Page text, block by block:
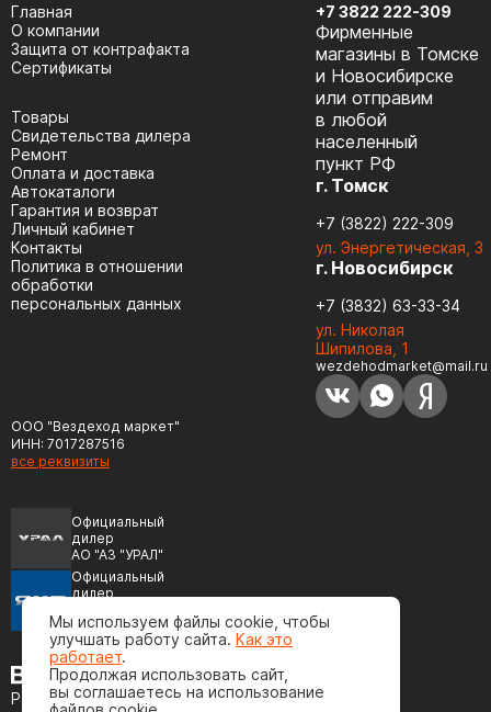
ООО "Вездеход маркет"
ИНН: 7017287516
все реквизиты
Официальный
дилер
АО "АЗ "УРАЛ"
Официальный
дилер
(ЯМЗ)
Разработка сайта
Главная
О компании
Защита от контрафакта
Сертификаты
Товары
Cвидетельства дилера
Ремонт
Оплата и доставка
Автокаталоги
Гарантия и возврат
Личный кабинет
Контакты
Политика в отношении
обработки
персональных данных
+7 3822 222-309
Фирменные
магазины в Томске
и Новосибирске
или отправим
в любой
населенный
пункт РФ
г. Томск
+7 (3822) 222-309
ул. Энергетическая, 3
г. Новосибирск
+7 (3832) 63-33-34
ул. Николая
Шипилова, 1
wezdehodmarket@mail.ru
Мы используем файлы cookie, чтобы
улучшать работу сайта. Как это
работает.
Продолжая использовать сайт,
вы соглашаетесь на использование